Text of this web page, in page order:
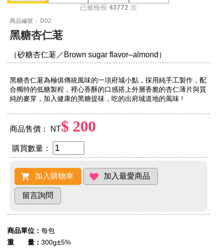
已被檢視 43772 次
商品編號： D02
黑糖杏仁荖
（砂糖杏仁荖／Brown sugar flavor–almond）
黑糖杏仁荖為極俱傳統風味的一項府城小點，採用純手工製作，配
合獨特的低糖製程，裡心香酥的口感搭上外層香脆的杏仁薄片與質
純的麥芽，加入健康的黑糖提味，吃的出府城道地的風味 !
商品售價： NT$ 200
購買數量：
商品單位： 每包
重 量： 300g±5%